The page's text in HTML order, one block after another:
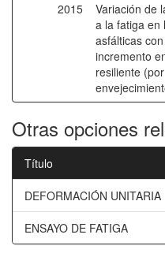
2015
Variación de
a la fatiga en
asfálticas
incremento
resiliente (por
Otras opciones
Título
DEFORMACIÓN UNITARIA
ENSAYO DE FATIGA